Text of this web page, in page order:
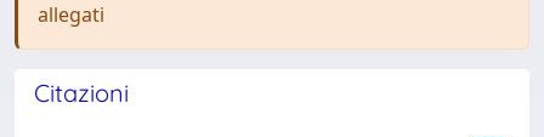
allegati
Citazioni